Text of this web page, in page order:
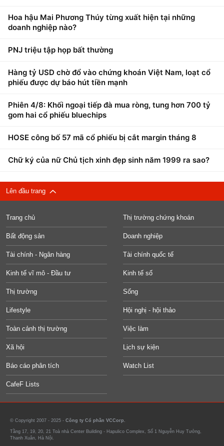
Hoa hậu Mai Phương Thúy từng xuất hiện tại những
doanh nghiệp nào?
PNJ triệu tập họp bất thường
Hàng tỷ USD chờ đổ vào chứng khoán Việt Nam, loạt cổ
phiếu được dự báo hút tiền mạnh
Phiên 4/8: Khối ngoại tiếp đà mua ròng, tung hơn 700 tỷ
gom hai cổ phiếu bluechips
HOSE công bố 57 mã cổ phiếu bị cắt margin tháng 8
Chữ ký của nữ Chủ tịch xinh đẹp sinh năm 1999 ra sao?
Lên đầu trang
Trang chủ
Bất động sản
Tài chính - Ngân hàng
Kinh tế vĩ mô - Đầu tư
Thị trường
Lifestyle
Toàn cảnh thị trường
Xã hội
Báo cáo phân tích
CafeF Lists
Thị trường chứng khoán
Doanh nghiệp
Tài chính quốc tế
Kinh tế số
Sống
Hội nghị - hội thảo
Việc làm
Lịch sự kiện
Watch List
© Copyright 2007 - 2025 - Công ty Cổ phần VCCorp.
Tầng 17, 19, 20, 21 Toà nhà Center Building - Hapulico Complex, Số 1 Nguyễn Huy Tưởng,
Thanh Xuân, Hà Nội.